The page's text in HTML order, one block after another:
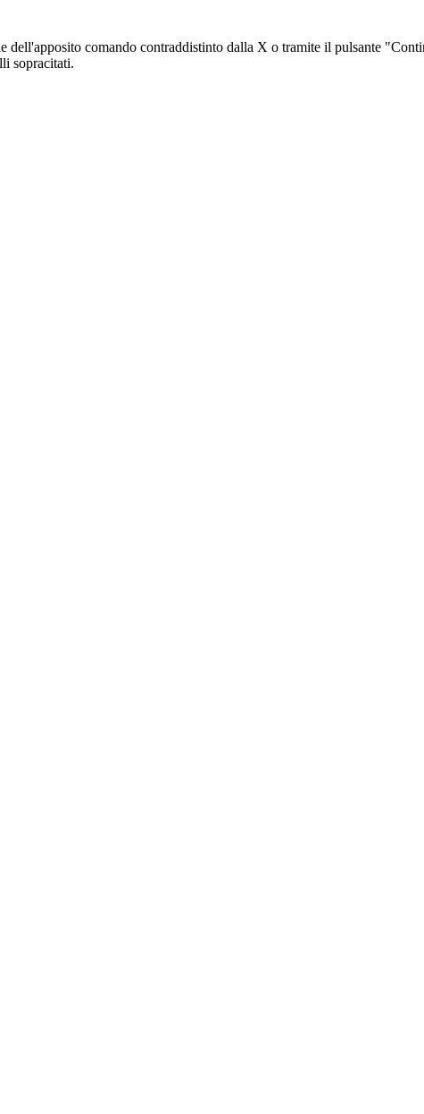
comando contraddistinto dalla X o tramite il pulsante
sopracitati.